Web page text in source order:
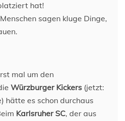
hat!
sagen kluge Dinge,
mal um den
Würzburger Kickers (jetzt:
hätte es schon durchaus
Karlsruher SC, der aus